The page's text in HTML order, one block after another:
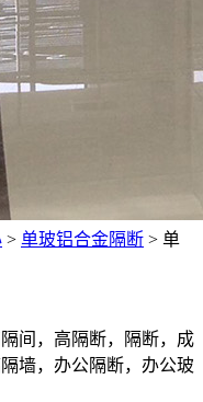
> 单玻铝合金隔断 > 单
间，高隔断，隔断，成
墙，办公隔断，办公玻